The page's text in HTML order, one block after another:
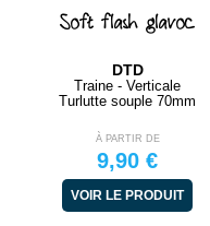
Soft flash glavoc
DTD
Traine - Verticale
Turlutte souple 70mm
À PARTIR DE
9,90 €
VOIR LE PRODUIT